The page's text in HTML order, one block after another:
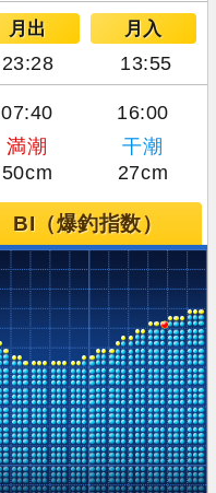
月出 月入
23:28 13:55
07:40 16:00
満潮
干潮
50cm 27cm
BI（爆釣指数）